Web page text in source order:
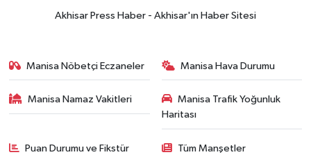
Akhisar Press Haber - Akhisar'ın Haber Sitesi
Manisa Nöbetçi Eczaneler Manisa Hava Durumu
Manisa Namaz Vakitleri
Manisa Trafik Yoğunluk
Haritası
Puan Durumu ve Fikstür Tüm Manşetler